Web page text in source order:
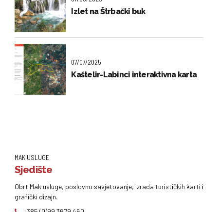
Izlet na Štrbački buk
07/07/2025
Kaštelir-Labinci interaktivna karta
MAK USLUGE
Sjedište
Obrt Mak usluge, poslovno savjetovanje, izrada turističkih karti i
grafički dizajn.